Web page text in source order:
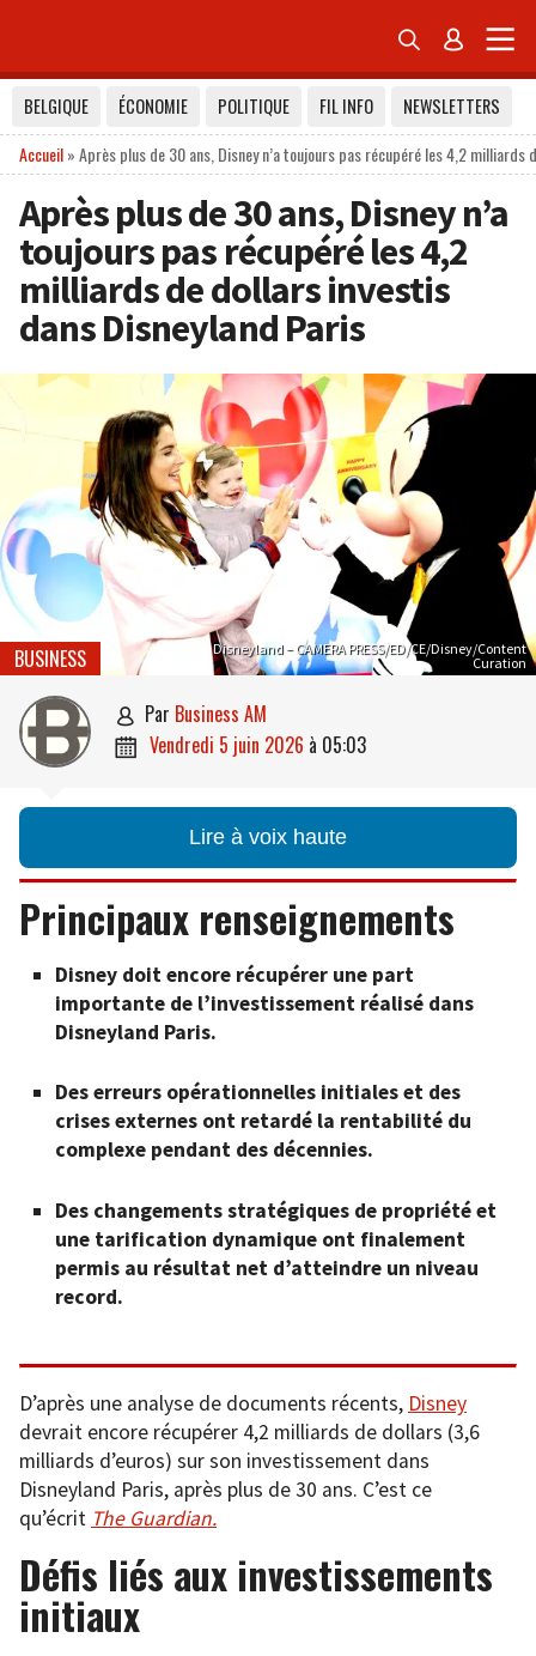
 
BELGIQUE ÉCONOMIE POLITIQUE FIL INFO
NEWSLETTERS
Accueil»Après plus de 30 ans, Disney n’a toujours pas récupéré les 4,2 milliards
Après plus de 30 ans, Disney n’a
toujours pas récupéré les 4,2
milliards de dollars investis
dans Disneyland Paris
Disneyland – CAMERA PRESS/ED/CE/Disney/Content
Curation
BUSINESS
 par Business AM
 vendredi 5 juin 2026 à 05:03
Lire à voix haute
Principaux renseignements
Disney doit encore récupérer une part
importante de l’investissement réalisé dans
Disneyland Paris.
Des erreurs opérationnelles initiales et des
crises externes ont retardé la rentabilité du
complexe pendant des décennies.
Des changements stratégiques de propriété et
une tarification dynamique ont finalement
permis au résultat net d’atteindre un niveau
record.
D’après une analyse de documents récents, Disney
devrait encore récupérer 4,2 milliards de dollars (3,6
milliards d’euros) sur son investissement dans
Disneyland Paris, après plus de 30 ans. C’est ce
qu’écrit The Guardian.
Défis liés aux investissements
initiaux